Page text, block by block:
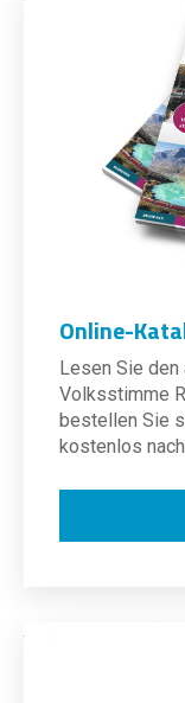
Online-
Lesen Sie den
Volksstimme
bestellen Sie
kostenlos